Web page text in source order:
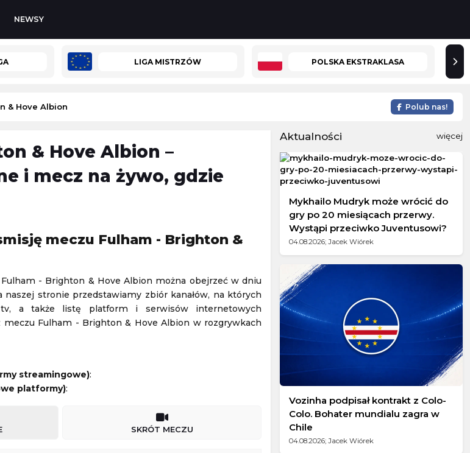
NEWSY
LIGA MISTRZÓW POLSKA EKSTRAKLASA
& Hove Albion Polub nas!
Polska 3. Liga
Polska 3. Liga
AP 2010 Orlen Gdańsk - Uniwersytet Jagielloński
Ekstraliga Kobiet
08.08.2026 14:00
Ekstraliga Kobiet
08.08.2026 14:00
& Hove Albion –
i mecz na żywo, gdzie
meczu Fulham - Brighton &
- Brighton & Hove Albion można obejrzeć w dniu
naszej stronie przedstawiamy zbiór kanałów, na których
a także listę platform i serwisów internetowych
Fulham - Brighton & Hove Albion w rozgrywkach
streamingowe):
platformy):
SKRÓT MECZU
Aktualności więcej
Mykhailo Mudryk może wrócić do
gry po 20 miesiącach przerwy.
Wystąpi przeciwko Juventusowi?
04.08.2026; Jacek Wiórek
Vozinha podpisał kontrakt z Colo-
Colo. Bohater mundialu zagra w
Chile
04.08.2026; Jacek Wiórek